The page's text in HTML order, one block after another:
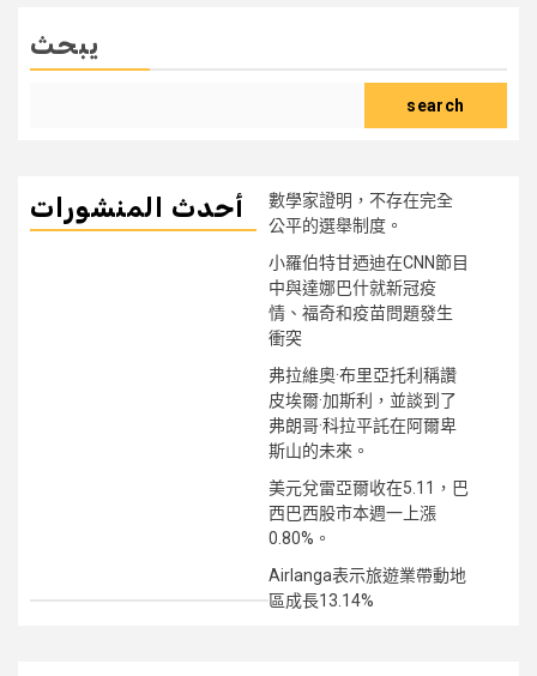
يبحث
search
أحدث المنشورات
數學家證明，不存在完全
公平的選舉制度。
小羅伯特甘迺迪在CNN節目
中與達娜巴什就新冠疫
情、福奇和疫苗問題發生
衝突
弗拉維奧·布里亞托利稱讚
皮埃爾·加斯利，並談到了
弗朗哥·科拉平託在阿爾卑
斯山的未來。
美元兌雷亞爾收在5.11，巴
西巴西股市本週一上漲
0.80%。
Airlanga表示旅遊業帶動地
區成長13.14%